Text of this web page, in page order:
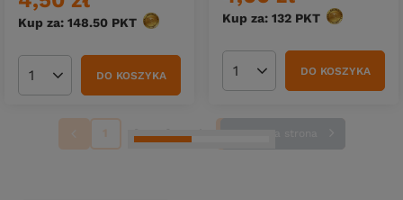
Kup za: 148.50 PKT punktów
Ilość produktówDO KOSZYKA
Kup za: 132 PKT punktów
Ilość produktówDO KOSZYKA
1 2 3